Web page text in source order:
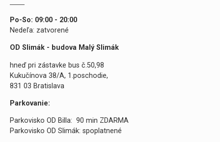
Po-So: 09:00 - 20:00
Nedeľa: zatvorené
OD Slimák - budova Malý Slimák
hneď pri zástavke bus č.50,98
Kukučínova 38/A, 1.poschodie,
831 03 Bratislava
Parkovanie:
Parkovisko OD Billa: 90 min ZDARMA
Parkovisko OD Slimák: spoplatnené